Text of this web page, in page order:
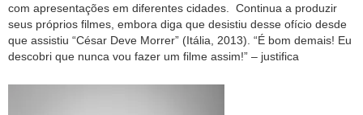
com apresentações em diferentes cidades. Continua a produzir
seus próprios filmes, embora diga que desistiu desse ofício desde
que assistiu “César Deve Morrer” (Itália, 2013). “É bom demais! Eu
descobri que nunca vou fazer um filme assim!” – justifica